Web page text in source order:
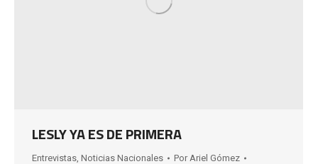
LESLY YA ES DE PRIMERA
Entrevistas Noticias Nacionales Por Ariel Gómez